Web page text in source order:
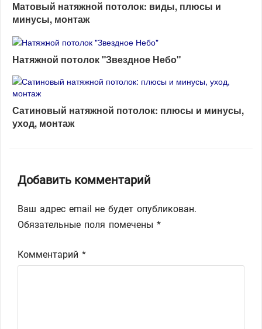
Матовый натяжной потолок: виды, плюсы и
минусы, монтаж
Натяжной потолок "Звездное Небо"
Сатиновый натяжной потолок: плюсы и минусы,
уход, монтаж
Добавить комментарий
Ваш адрес email не будет опубликован.
Обязательные поля помечены *
Комментарий *